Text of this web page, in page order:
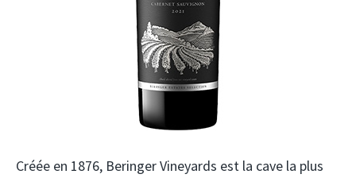
Créée en 1876, Beringer Vineyards est la cave la plus